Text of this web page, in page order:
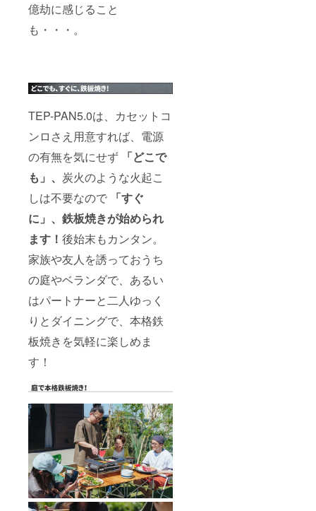
億劫に感じること
も・・・。
TEP-PAN5.0は、カセットコ
ンロさえ用意すれば、電源
の有無を気にせず 「どこで
も」、 炭火のような火起こ
しは不要なので 「すぐ
に」、鉄板焼きが始められ
ます！ 後始末もカンタン。
家族や友人を誘っておうち
の庭やベランダで、あるい
はパートナーと二人ゆっく
りとダイニングで、本格鉄
板焼きを気軽に楽しめま
す！